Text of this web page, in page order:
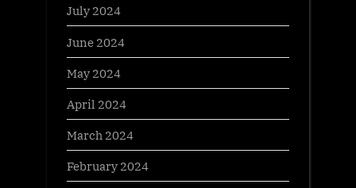
July 2024
June 2024
May 2024
April 2024
March 2024
February 2024